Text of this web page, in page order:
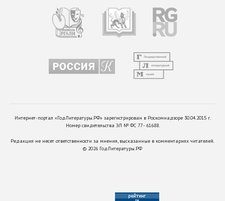
Интернет-портал «ГодЛитературы.РФ» зарегистрирован в Роскомнадзоре 30.04.2015 г.
Номер свидетельства ЭЛ № ФС 77 - 61688.
Редакция не несет ответственности за мнения, высказанные в комментариях читателей.
© 2026 ГодЛитературы.РФ